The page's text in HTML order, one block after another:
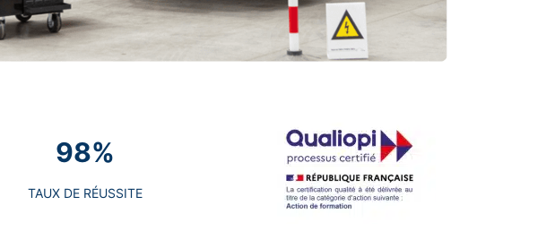
98%
TAUX DE RÉUSSITE